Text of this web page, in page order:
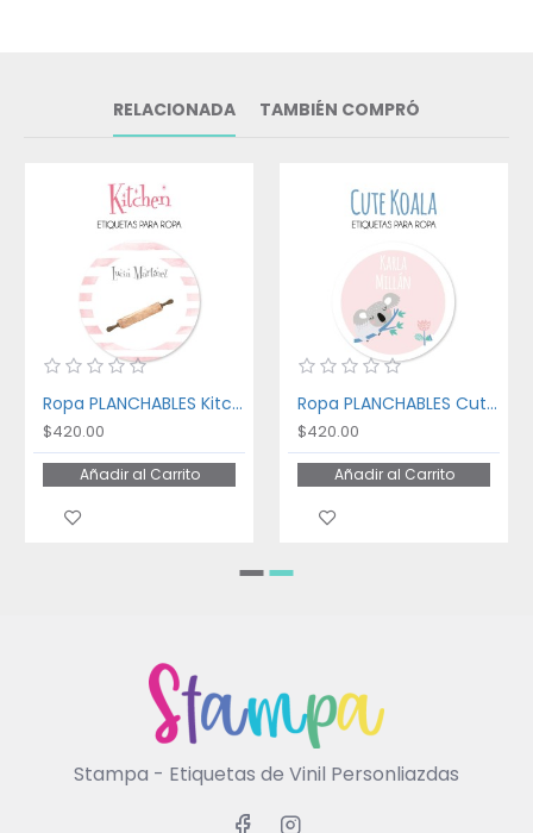
RELACIONADA TAMBIÉN COMPRÓ
Ropa PLANCHABLES Kitchen
$420.00
Añadir al Carrito
Ropa PLANCHABLES Cute Koala
$420.00
Añadir al Carrito
Stampa - Etiquetas de Vinil Personliazdas